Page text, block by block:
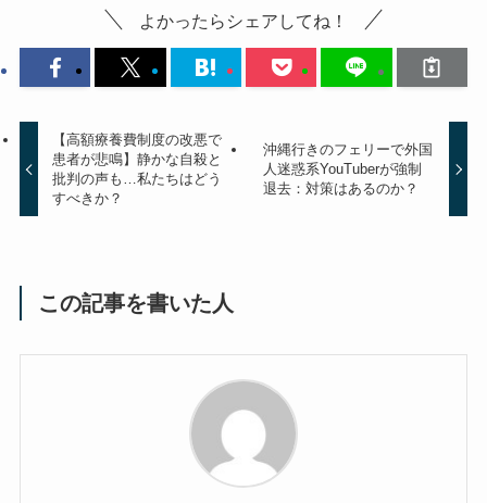
よかったらシェアしてね！
【高額療養費制度の改悪で
患者が悲鳴】静かな自殺と
批判の声も…私たちはどう
すべきか？
沖縄行きのフェリーで外国
人迷惑系YouTuberが強制
退去：対策はあるのか？
この記事を書いた人